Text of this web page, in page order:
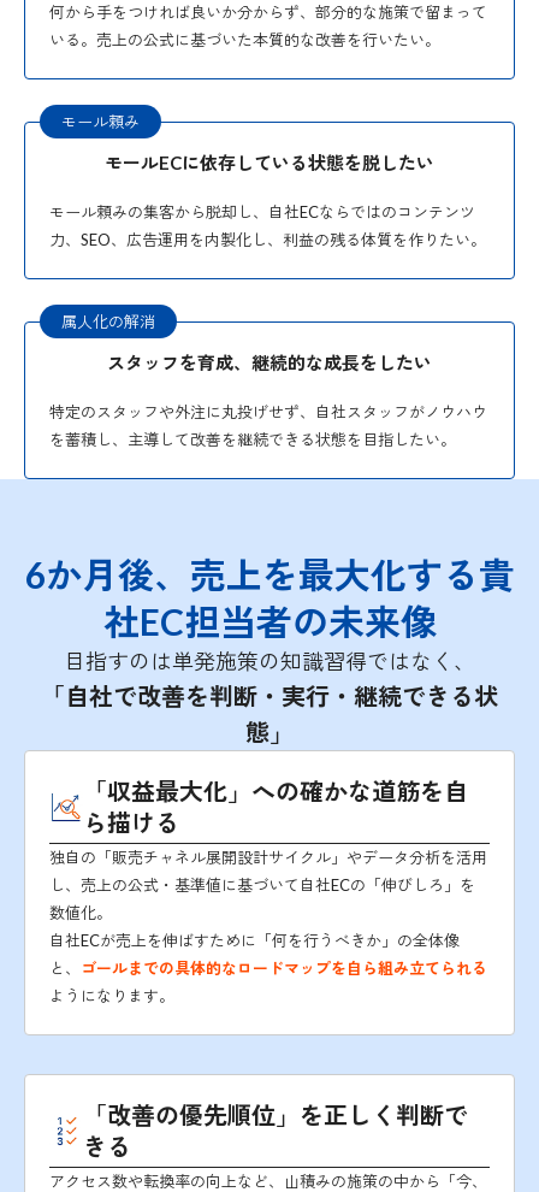
何から手をつければ良いか分からず、部分的な施策で留まって
いる。売上の公式に基づいた本質的な改善を行いたい。
モール頼み
モールECに依存している状態を脱したい
モール頼みの集客から脱却し、自社ECならではのコンテンツ
力、SEO、広告運用を内製化し、利益の残る体質を作りたい。
属人化の解消
スタッフを育成、継続的な成長をしたい
特定のスタッフや外注に丸投げせず、自社スタッフがノウハウ
を蓄積し、主導して改善を継続できる状態を目指したい。
6か月後、売上を最大化する貴
社EC担当者の未来像
目指すのは単発施策の知識習得ではなく、
「自社で改善を判断・実行・継続できる状
態」
「収益最大化」への確かな道筋を自
ら描ける
独自の「販売チャネル展開設計サイクル」やデータ分析を活用
し、売上の公式・基準値に基づいて自社ECの「伸びしろ」を
数値化。
自社ECが売上を伸ばすために「何を行うべきか」の全体像
と、
ゴールまでの具体的なロードマップを自ら組み立てられる
ようになります。
「改善の優先順位」を正しく判断で
きる
アクセス数や転換率の向上など、山積みの施策の中から「今、